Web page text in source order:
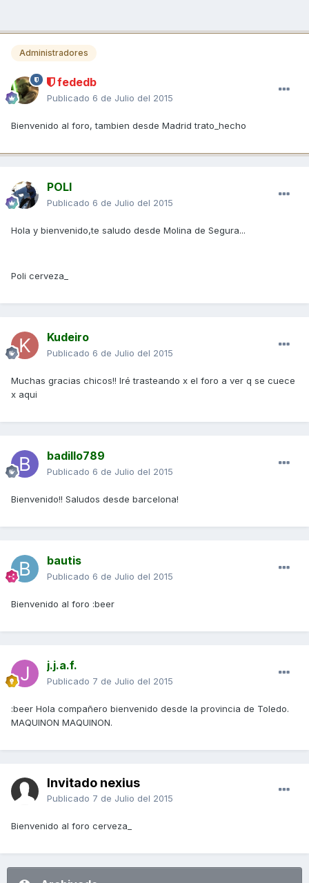
Administradores
fededb
Publicado 6 de Julio del 2015
Bienvenido al foro, tambien desde Madrid trato_hecho
POLI
Publicado 6 de Julio del 2015
Hola y bienvenido,te saludo desde Molina de Segura...
Poli cerveza_
Kudeiro
Publicado 6 de Julio del 2015
Muchas gracias chicos!! Iré trasteando x el foro a ver q se cuece
x aqui
badillo789
Publicado 6 de Julio del 2015
Bienvenido!! Saludos desde barcelona!
bautis
Publicado 6 de Julio del 2015
Bienvenido al foro :beer
j.j.a.f.
Publicado 7 de Julio del 2015
:beer Hola compañero bienvenido desde la provincia de Toledo.
MAQUINON MAQUINON.
Invitado nexius
Publicado 7 de Julio del 2015
Bienvenido al foro cerveza_